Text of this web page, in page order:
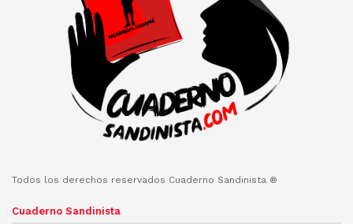
Todos los derechos reservados Cuaderno Sandinista ®
Cuaderno Sandinista